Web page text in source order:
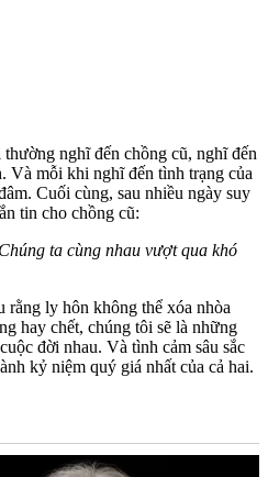
nghĩ đến chồng cũ, nghĩ đến
Và mỗi khi nghĩ đến tình trạng của
Cuối cùng, sau nhiều ngày suy
tin cho chồng cũ:
ta cùng nhau vượt qua khó
ly hôn không thể xóa nhòa
hay chết, chúng tôi sẽ là những
đời nhau. Và tình cảm sâu sắc
kỷ niệm quý giá nhất của cả hai.